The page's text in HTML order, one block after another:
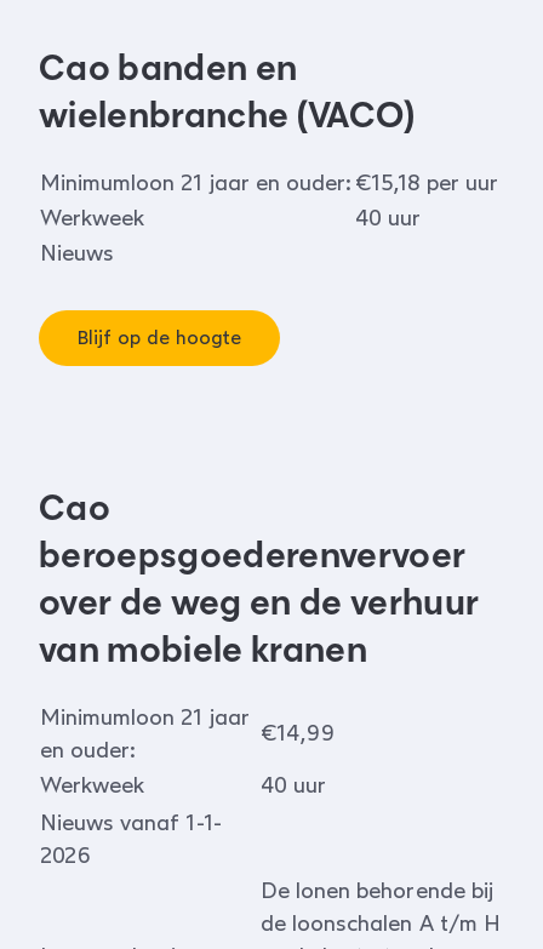
Cao banden en
wielenbranche (VACO)
Minimumloon 21 jaar en ouder: €15,18 per uur
Werkweek
40 uur
Nieuws
Blijf op de hoogte
Cao
beroepsgoederenvervoer
over de weg en de verhuur
van mobiele kranen
Minimumloon 21 jaar
en ouder:
€14,99
Werkweek
40 uur
Nieuws vanaf 1-1-
2026
De lonen behorende bij
de loonschalen A t/m H